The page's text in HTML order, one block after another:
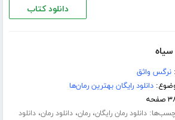
دانلود کتاب
نرگس واثق
دانلود رایگان بهترین رمان‌ها
دانلود رمان رایگان،رمان،دانلود رمان،دانلود